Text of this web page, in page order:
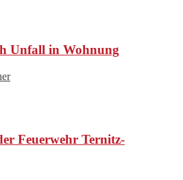
Unfall in Wohnung
Feuerwehr Ternitz-